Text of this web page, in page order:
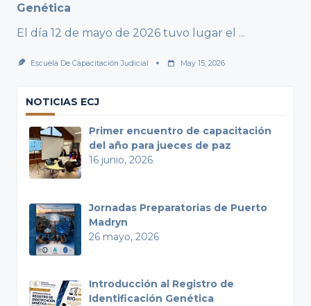
Genética
El día 12 de mayo de 2026 tuvo lugar el ...
Escuela De Capacitación Judicial May 15, 2026
NOTICIAS ECJ
Primer encuentro de capacitación
del año para jueces de paz
16 junio, 2026
Jornadas Preparatorias de Puerto
Madryn
26 mayo, 2026
Introducción al Registro de
Identificación Genética